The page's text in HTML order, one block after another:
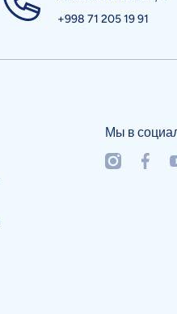
+998 71 205 19 91
Мы в
instagramcom/